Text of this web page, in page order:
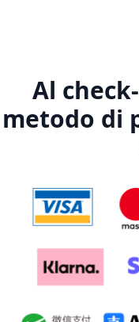
Al
metodo di